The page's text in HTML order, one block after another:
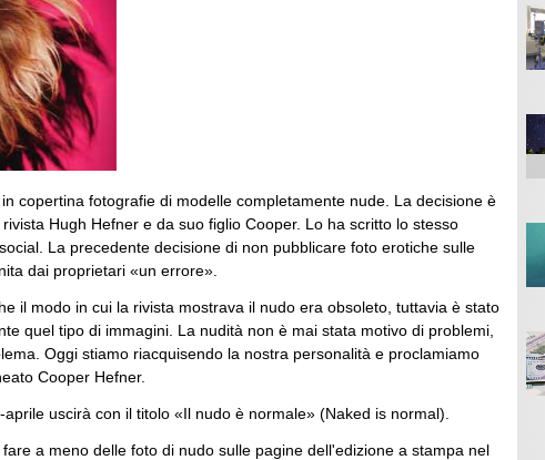
copertina fotografie di modelle completamente nude. La decisione è
Hugh Hefner e da suo figlio Cooper. Lo ha scritto lo stesso
La precedente decisione di non pubblicare foto erotiche sulle
dai proprietari «un errore».
il modo in cui la rivista mostrava il nudo era obsoleto, tuttavia è stato
quel tipo di immagini. La nudità non è mai stata motivo di problemi,
Oggi stiamo riacquisendo la nostra personalità e proclamiamo
Cooper Hefner.
uscirà con il titolo «Il nudo è normale» (Naked is normal).
a meno delle foto di nudo sulle pagine dell'edizione a stampa nel